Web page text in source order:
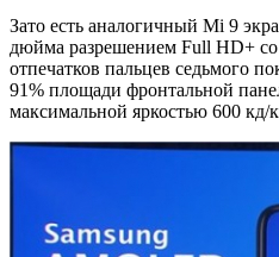
Зато есть аналогичный Mi 9
дюйма разрешением Full HD+
отпечатков пальцев седьмого
91% площади фронтальной
максимальной яркостью 600 кд/